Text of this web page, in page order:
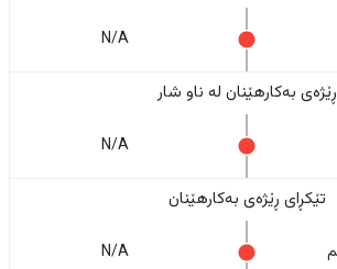
N/A
ڕێژەى بەکارهێنان له ناو شار
N/A
تێکڕای ڕێژەى بەکارهێنان
N/A